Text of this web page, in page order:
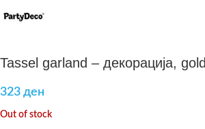
Tassel garland – декорација, gold
323 ден
Out of stock